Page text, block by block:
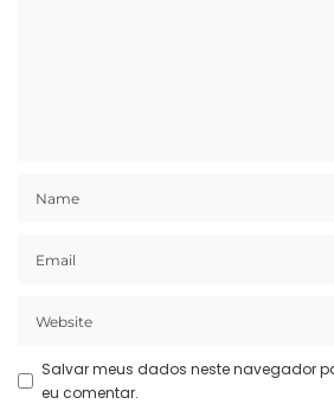
Salvar meus dados neste navegador
eu comentar.